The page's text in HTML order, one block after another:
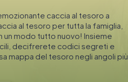
caccia al tesoro a
al tesoro per tutta la famiglia,
un modo tutto nuovo! Insieme
decifrerete codici segreti e
mappa del tesoro negli angoli più